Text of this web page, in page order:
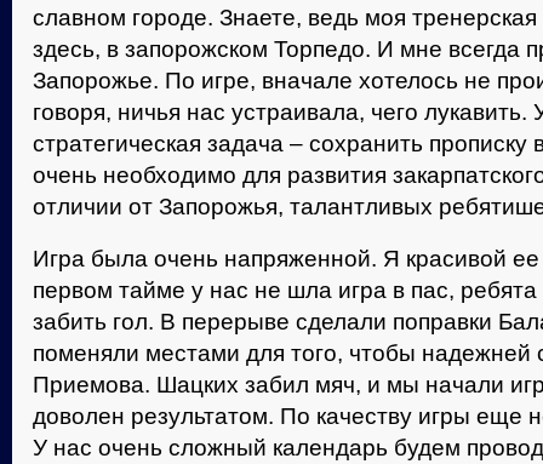
славном городе. Знаете, ведь моя
здесь, в запорожском Торпедо. И мне всегда
Запорожье. По игре, вначале хотелось не
говоря, ничья нас устраивала, чего лукавить.
стратегическая задача – сохранить
очень необходимо для развития
отличии от Запорожья, талантливых
Игра была очень напряженной. Я красивой
первом тайме у нас не шла игра в пас,
забить гол. В перерыве сделали поправки
поменяли местами для того, чтобы надежней
Приемова. Шацких забил мяч, и мы начали
доволен результатом. По качеству игры еще
У нас очень сложный календарь будем